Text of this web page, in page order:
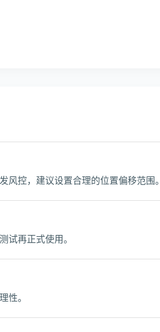
控，建议设置合理的位置偏移范围。
试再正式使用。
性。